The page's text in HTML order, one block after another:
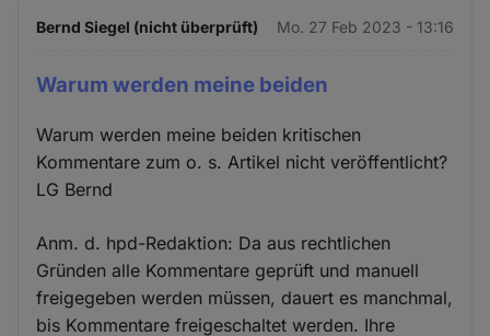
Bernd Siegel (nicht überprüft) Mo. 27 Feb 2023 - 13:16
Warum werden meine beiden
Warum werden meine beiden kritischen
Kommentare zum o. s. Artikel nicht veröffentlicht?
LG Bernd
Anm. d. hpd-Redaktion: Da aus rechtlichen
Gründen alle Kommentare geprüft und manuell
freigegeben werden müssen, dauert es manchmal,
bis Kommentare freigeschaltet werden. Ihre